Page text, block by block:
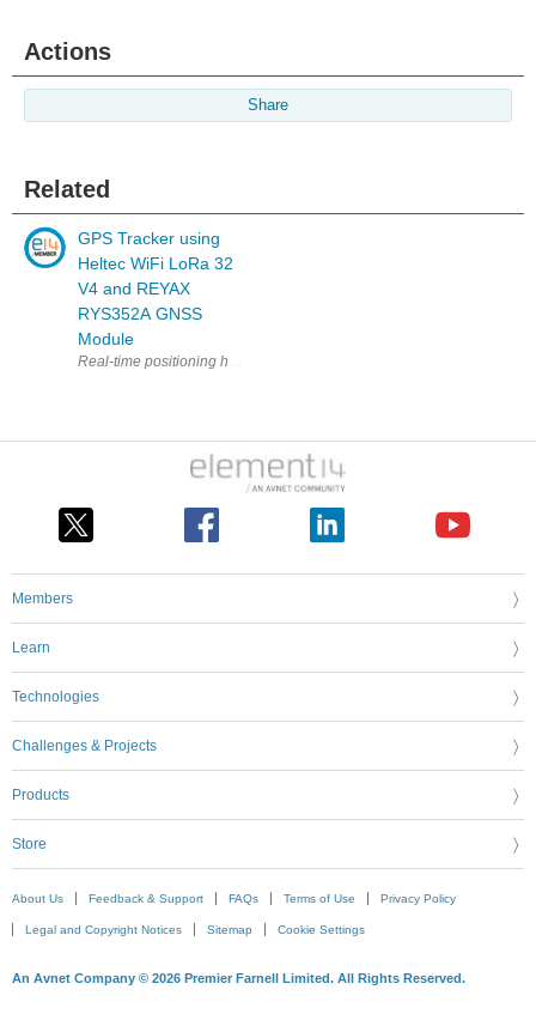
Actions
Share
Related
GPS Tracker using
Heltec WiFi LoRa 32
V4 and REYAX
RYS352A GNSS
Module
Real-time positioning has become a fundamental requirement in
Members
Learn
Technologies
Challenges & Projects
Products
Store
About Us Feedback & Support FAQs Terms of Use Privacy Policy
Legal and Copyright Notices Sitemap Cookie Settings
An Avnet Company © 2026 Premier Farnell Limited. All Rights Reserved.